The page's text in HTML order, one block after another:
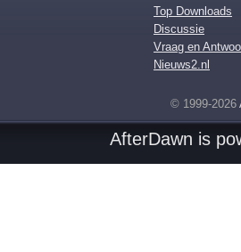
Top Downloads
Discussie
Vraag en
Nieuws2.nl
© 1999-2026
AfterDawn is